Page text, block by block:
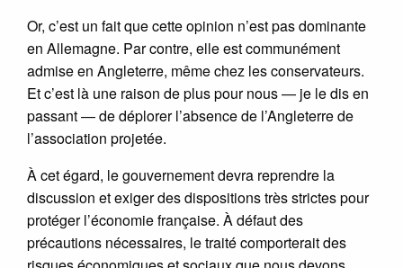
Or, c’est un fait que cette opinion n’est pas dominante
en Allemagne. Par contre, elle est communément
admise en Angleterre, même chez les conservateurs.
Et c’est là une raison de plus pour nous — je le dis en
passant — de déplorer l’absence de l’Angleterre de
l’association projetée.
À cet égard, le gouvernement devra reprendre la
discussion et exiger des dispositions très strictes pour
protéger l’économie française. À défaut des
précautions nécessaires, le traité comporterait des